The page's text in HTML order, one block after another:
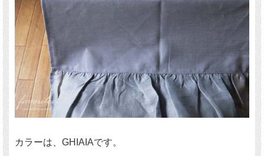
カラーは、GHIAIAです。